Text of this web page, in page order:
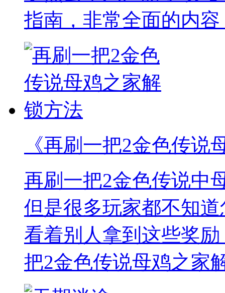
指南，非常全面的内
《再刷一把2金色传说
再刷一把2金色传说中
但是很多玩家都不知
看着别人拿到这些奖
把2金色传说母鸡之家